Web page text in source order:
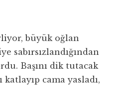
büyük oğlan
sabırsızlandığından
Başını dik tutacak
katlayıp cama yasladı,